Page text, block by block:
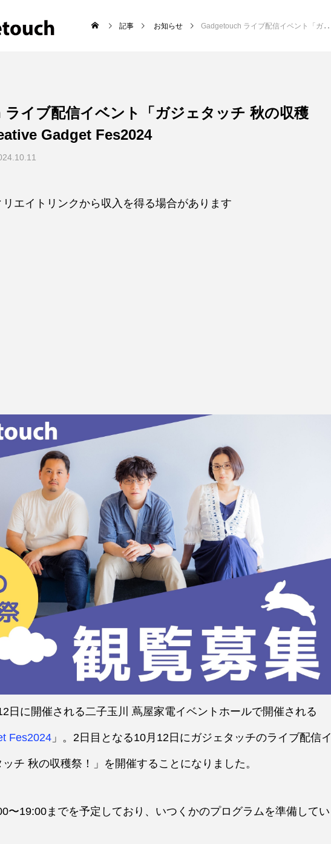
記事 お知らせ Gadgetouch ライブ配信イベント「ガジェタッチ 秋の収穫祭！」 at Creative Gadget Fes2024
イブ配信イベント「ガジェタッチ 秋の収穫
Gadget Fes2024
エイトリンクから収入を得る場合があります
日に開催される二子玉川 蔦屋家電イベントホールで開催される
Fes2024 」。2日目となる10月12日にガジェタッチのライブ配信イ
チ 秋の収穫祭！」を開催することになりました。
〜19:00までを予定しており、いつくかのプログラムを準備してい